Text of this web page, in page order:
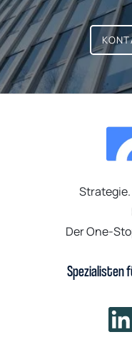
Der One-
Spezialisten